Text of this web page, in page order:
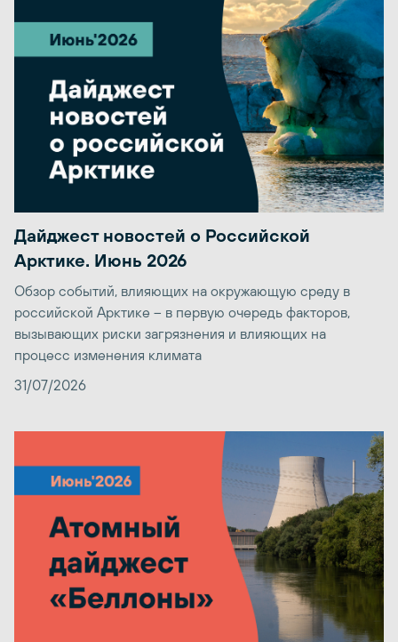
Дайджест новостей о Российской
Арктике. Июнь 2026
Обзор событий, влияющих на окружающую среду в
российской Арктике – в первую очередь факторов,
вызывающих риски загрязнения и влияющих на
процесс изменения климата
31/07/2026